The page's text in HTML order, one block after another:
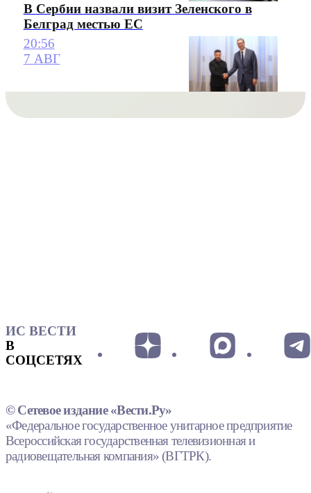
В Сербии назвали визит Зеленского в
Белград местью ЕС
20:56
7 АВГ
ИС ВЕСТИ
В
СОЦСЕТЯХ
© Сетевое издание «Вести.Ру»
«Федеральное государственное унитарное предприятие
Всероссийская государственная телевизионная и
радиовещательная компания» (ВГТРК).